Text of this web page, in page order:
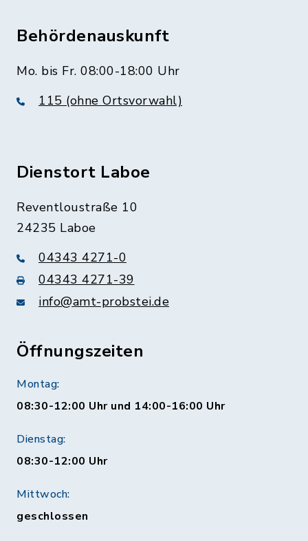
Behördenauskunft
Mo. bis Fr. 08:00-18:00 Uhr
115 (ohne Ortsvorwahl)
Dienstort Laboe
Reventloustraße 10
24235 Laboe
04343 4271-0
04343 4271-39
info@amt-probstei.de
Öffnungszeiten
Montag:
08:30-12:00 Uhr und 14:00-16:00 Uhr
Dienstag:
08:30-12:00 Uhr
Mittwoch:
geschlossen